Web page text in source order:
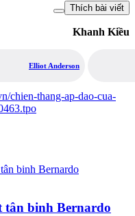
Thích bài viết
Khanh Kiều
Elliot Anderson
chien-thang-ap-dao-cua-
binh Bernardo